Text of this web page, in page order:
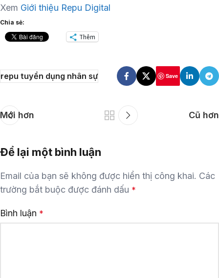
Xem Giới thiệu Repu Digital
Chia sẻ:
Thêm
repu tuyển dụng nhân sự Save
Mới hơn Cũ hơn
Để lại một bình luận
Email của bạn sẽ không được hiển thị công khai. Các
trường bắt buộc được đánh dấu *
Bình luận *